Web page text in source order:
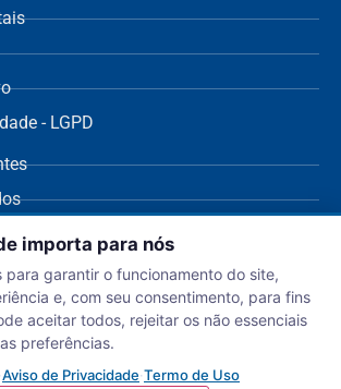
- LGPD
importa para nós
para garantir o funcionamento do site,
e, com seu consentimento, para fins
aceitar todos, rejeitar os não essenciais
preferências.
Aviso de Privacidade·Termo de Uso